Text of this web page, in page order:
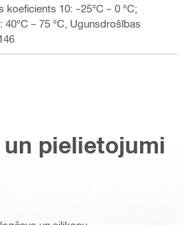
koeficients 10: –25°C – 0 °C;
40°C – 75 °C, Ugunsdrošības
un pielietojumi